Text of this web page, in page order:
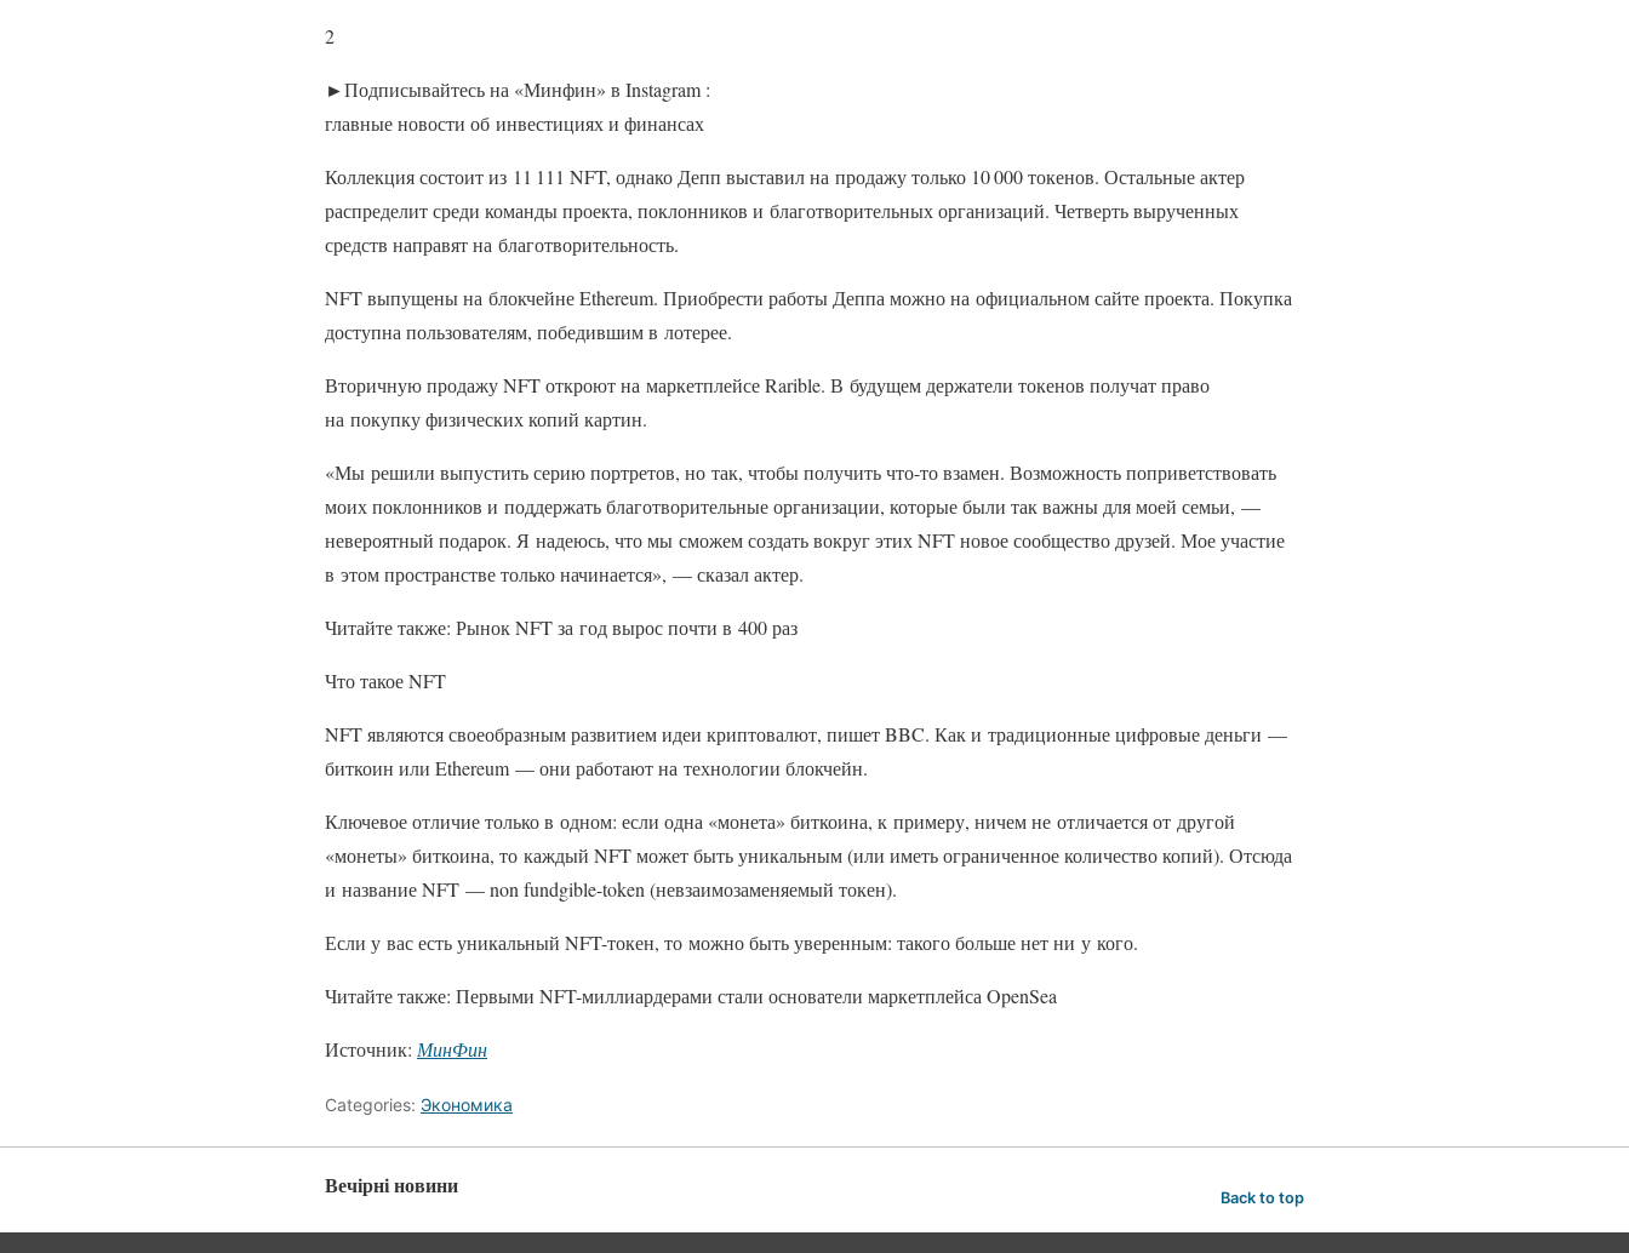
2
►Подписывайтесь на «Минфин» в Instagram :
главные новости об инвестициях и финансах
Коллекция состоит из 11 111 NFT, однако Депп выставил на продажу только 10 000 токенов. Остальные актер
распределит среди команды проекта, поклонников и благотворительных организаций. Четверть вырученных
средств направят на благотворительность.
NFT выпущены на блокчейне Ethereum. Приобрести работы Деппа можно на официальном сайте проекта. Покупка
доступна пользователям, победившим в лотерее.
Вторичную продажу NFT откроют на маркетплейсе Rarible. В будущем держатели токенов получат право
на покупку физических копий картин.
«Мы решили выпустить серию портретов, но так, чтобы получить что-то взамен. Возможность поприветствовать
моих поклонников и поддержать благотворительные организации, которые были так важны для моей семьи, —
невероятный подарок. Я надеюсь, что мы сможем создать вокруг этих NFT новое сообщество друзей. Мое участие
в этом пространстве только начинается», — сказал актер.
Читайте также: Рынок NFT за год вырос почти в 400 раз
Что такое NFT
NFT являются своеобразным развитием идеи криптовалют, пишет BBC. Как и традиционные цифровые деньги —
биткоин или Ethereum — они работают на технологии блокчейн.
Ключевое отличие только в одном: если одна «монета» биткоина, к примеру, ничем не отличается от другой
«монеты» биткоина, то каждый NFT может быть уникальным (или иметь ограниченное количество копий). Отсюда
и название NFT — non fundgible-token (невзаимозаменяемый токен).
Если у вас есть уникальный NFT-токен, то можно быть уверенным: такого больше нет ни у кого.
Читайте также: Первыми NFT-миллиардерами стали основатели маркетплейса OpenSea
Источник: МинФин
Categories: Экономика
Вечірні новини Back to top